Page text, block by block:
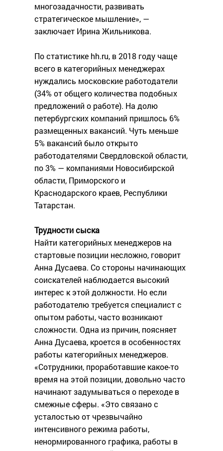
многозадачности, развивать
стратегическое мышление», —
заключает Ирина Жильникова.
По статистике hh.ru, в 2018 году чаще
всего в категорийных менеджерах
нуждались московские работодатели
(34% от общего количества подобных
предложений о работе). На долю
петербургских компаний пришлось 6%
размещенных вакансий. Чуть меньше
5% вакансий было открыто
работодателями Свердловской области,
по 3% — компаниями Новосибирской
области, Приморского и
Краснодарского краев, Республики
Татарстан.
Трудности сыска
Найти категорийных менеджеров на
стартовые позиции несложно, говорит
Анна Дусаева. Со стороны начинающих
соискателей наблюдается высокий
интерес к этой должности. Но если
работодателю требуется специалист с
опытом работы, часто возникают
сложности. Одна из причин, поясняет
Анна Дусаева, кроется в особенностях
работы категорийных менеджеров.
«Сотрудники, проработавшие какое-то
время на этой позиции, довольно часто
начинают задумываться о переходе в
смежные сферы. «Это связано с
усталостью от чрезвычайно
интенсивного режима работы,
ненормированного графика, работы в